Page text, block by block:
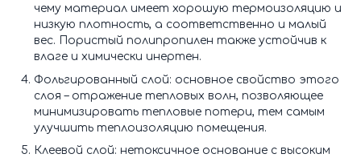
чему материал имеет хорошую термоизоляцию и
низкую плотность, а соответственно и малый
вес. Пористый полипропилен также устойчив к
влаге и химически инертен.
Фольгированный слой: основное свойство этого
слоя – отражение тепловых волн, позволяющее
минимизировать тепловые потери, тем самым
улучшить теплоизоляцию помещения.
Клеевой слой: нетоксичное основание с высоким